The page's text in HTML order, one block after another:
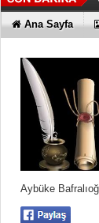
Ana Sayfa
Aybüke